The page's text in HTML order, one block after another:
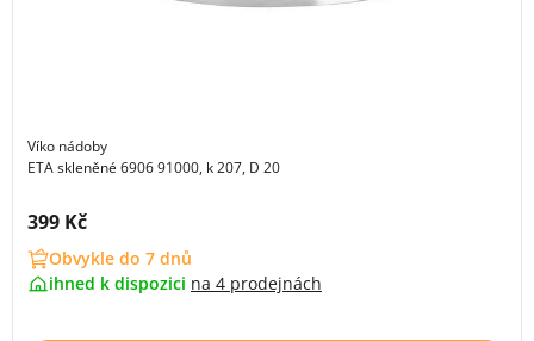
Víko nádoby
ETA skleněné 6906 91000, k 207, D 20
Cena s DPH:
399 Kč
Obvykle do 7 dnů
ihned k dispozici na 4 prodejnách